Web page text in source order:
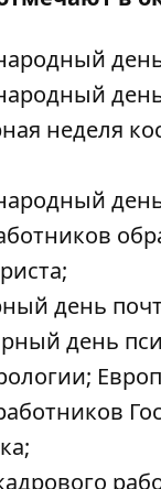
неделя
день
день